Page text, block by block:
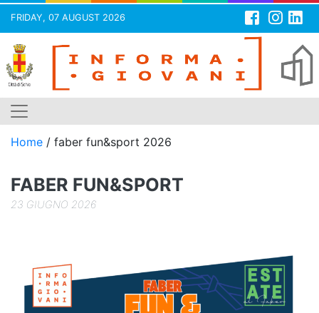
FRIDAY, 07 AUGUST 2026
Skip
content
Home / faber fun&sport 2026
FABER FUN&SPORT
23 GIUGNO 2026